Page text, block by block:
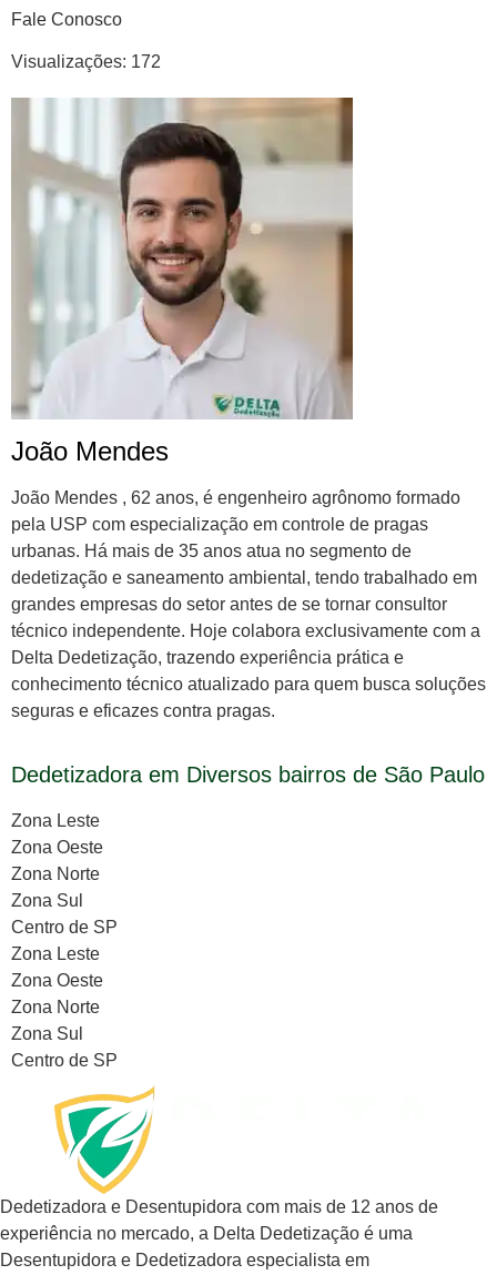
Fale Conosco
Visualizações: 172
João Mendes
João Mendes , 62 anos, é engenheiro agrônomo formado
pela USP com especialização em controle de pragas
urbanas. Há mais de 35 anos atua no segmento de
dedetização e saneamento ambiental, tendo trabalhado em
grandes empresas do setor antes de se tornar consultor
técnico independente. Hoje colabora exclusivamente com a
Delta Dedetização, trazendo experiência prática e
conhecimento técnico atualizado para quem busca soluções
seguras e eficazes contra pragas.
Dedetizadora em Diversos bairros de São Paulo
Zona Leste
Zona Oeste
Zona Norte
Zona Sul
Centro de SP
Zona Leste
Zona Oeste
Zona Norte
Zona Sul
Centro de SP
Dedetizadora e Desentupidora com mais de 12 anos de
experiência no mercado, a Delta Dedetização é uma
Desentupidora e Dedetizadora especialista em